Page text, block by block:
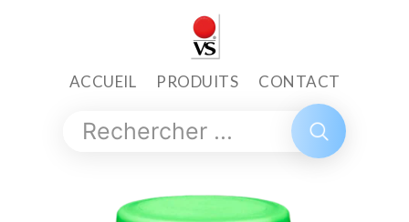
ACCUEIL PRODUITS CONTACT